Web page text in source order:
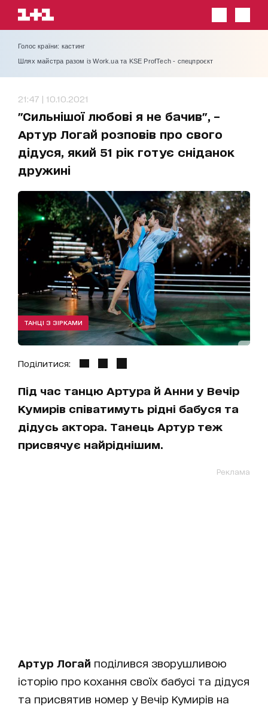
Голос країни: кастинг
Шлях майстра разом із Work.ua та KSE ProfTech - спецпроєкт
21:47 | 10.10.2021
"Сильнішої любові я не бачив", –
Артур Логай розповів про свого
дідуся, який 51 рік готує сніданок
дружині
ТАНЦІ З ЗІРКАМИ
Поділитися:
Під час танцю Артура й Анни у Вечір
Кумирів співатимуть рідні бабуся та
дідусь актора. Танець Артур теж
присвячує найріднішим.
Реклама
Артур Логай поділився зворушливою
історію про кохання своїх бабусі та дідуся
та присвятив номер у Вечір Кумирів на